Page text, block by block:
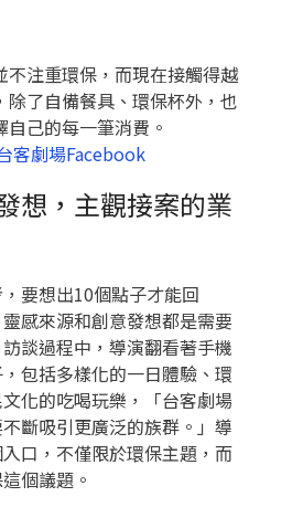
注重環保，而現在接觸得越
了自備餐具、環保杯外，也
己的每一筆消費。
客劇場Facebook
想，主觀接案的業
要想出10個點子才能回
感來源和創意發想都是需要
談過程中，導演翻看著手機
包括多樣化的一日體驗、環
化的吃喝玩樂，「台客劇場
斷吸引更廣泛的族群。」導
口，不僅限於環保主題，而
個議題。